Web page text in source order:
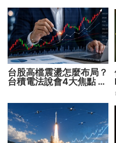
台股高檔震盪怎麼布局？
台積電法說會4大焦點 AI